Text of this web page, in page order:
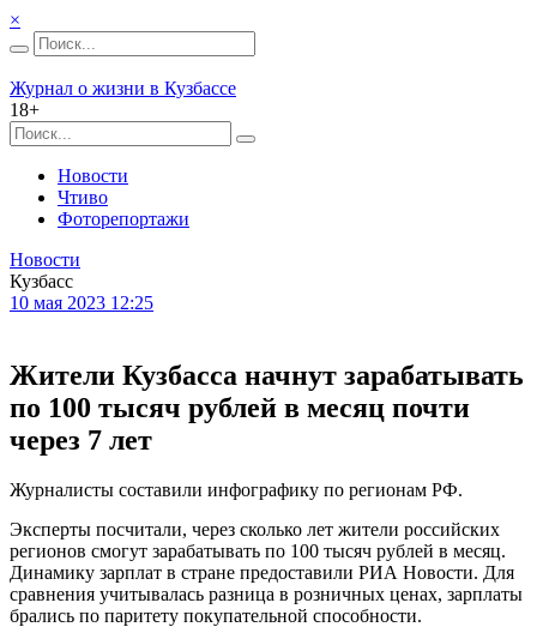
×
Журнал о жизни в Кузбассе
18+
Новости
Чтиво
Фоторепортажи
Новости
Кузбасс
10 мая 2023 12:25
Жители Кузбасса начнут зарабатывать
по 100 тысяч рублей в месяц почти
через 7 лет
Журналисты составили инфографику по регионам РФ.
Эксперты посчитали, через сколько лет жители российских
регионов смогут зарабатывать по 100 тысяч рублей в месяц.
Динамику зарплат в стране предоставили РИА Новости. Для
сравнения учитывалась разница в розничных ценах, зарплаты
брались по паритету покупательной способности.